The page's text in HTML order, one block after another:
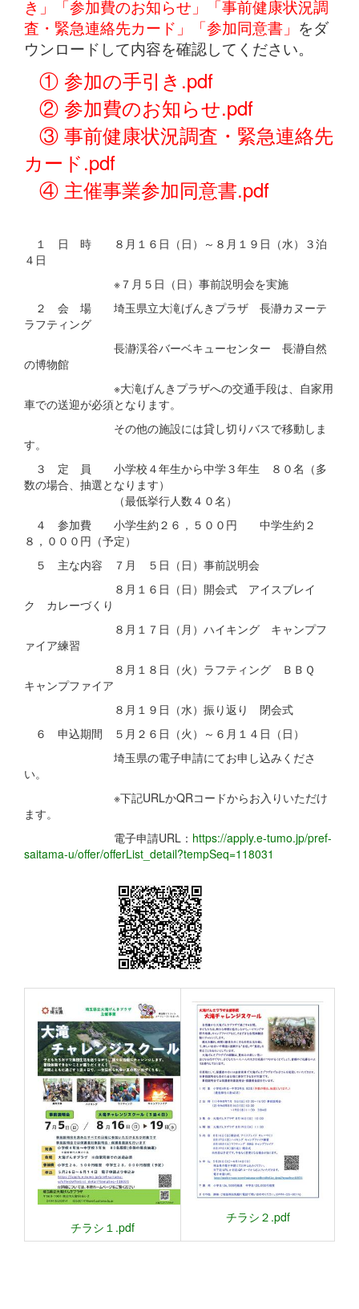
き」「参加費のお知らせ」「事前健康状況調
査・緊急連絡先カード」「参加同意書」 をダ
ウンロードして内容を確認してください。
① 参加の手引き.pdf
② 参加費のお知らせ.pdf
③ 事前健康状況調査・緊急連絡先
カード.pdf
④ 主催事業参加同意書.pdf
１ 日 時 ８月１６日（日）～８月１９日（水）３泊
４日
※７月５日（日）事前説明会を実施
２ 会 場 埼玉県立大滝げんきプラザ 長瀞カヌーテ
ラフティング
長瀞渓谷バーベキューセンター 長瀞自然
の博物館
※大滝げんきプラザへの交通手段は、自家用
車での送迎が必須となります。
その他の施設には貸し切りバスで移動しま
す。
３ 定 員 小学校４年生から中学３年生 ８０名（多
数の場合、抽選となります）
（最低挙行人数４０名）
４ 参加費 小学生約２６，５００円 中学生約２
８，０００円（予定）
５ 主な内容 ７月 ５日（日）事前説明会
８月１６日（日）開会式 アイスブレイ
ク カレーづくり
８月１７日（月）ハイキング キャンプフ
ァイア練習
８月１８日（火）ラフティング ＢＢＱ
キャンプファイア
８月１９日（水）振り返り 閉会式
６ 申込期間 ５月２６日（火）～６月１４日（日）
埼玉県の電子申請にてお申し込みくださ
い。
※下記URLかQRコードからお入りいただけ
ます。
電子申請URL： https://apply.e-tumo.jp/pref-
saitama-u/offer/offerList_detail?tempSeq=118031
チラシ１.pdf
チラシ２.pdf